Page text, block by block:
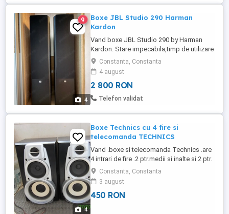
4
9
Boxe JBL Studio 290 Harman
Kardon
Vand boxe JBL Studio 290 by Harman
Kardon. Stare impecabila,timp de utilizare
f scurt.estetic si functional 9 10.practic ca
noi. Specificatii: Putere RMS (W) 225
Impedanta (ohmi) 8 Raspuns in frecventa
38 - 22000 Hz Sensibilitate (dB) 91
Constructie 3 cai bass reflex Difuzor inalte
Constanta, Constanta
4 august
2 800 RON
Telefon validat
4
Boxe Technics cu 4 fire si
telecomanda TECHNICS
Vand .boxe si telecomanda Technics .are
4 intrari de fire .2 ptr.medii si inalte si 2 ptr.
bass.au 120 W si se aud excelent .tot pe
un sistem Technics.mai detin si
telecomanda la acest sistem Technics
.preturi 450 lei si 200 lei sau ambele la 620
Constanta, Constanta
3 august
450 RON